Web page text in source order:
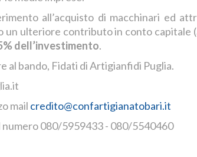
all’acquisto di macchinari ed
un ulteriore contributo in conto capitale
dell’investimento.
al bando, Fidati di Artigianfidi Puglia.
mail credito@confartigianatobari.it
080/5959433 - 080/5540460